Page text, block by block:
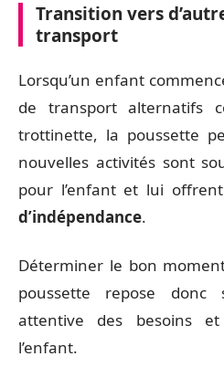
Transition vers
transport
Lorsqu’un enfant
de transport alternatifs
trottinette, la poussette
nouvelles activités sont
pour l’enfant et lui
d’indépendance.
Déterminer le bon
poussette repose donc
attentive des besoins
l’enfant.